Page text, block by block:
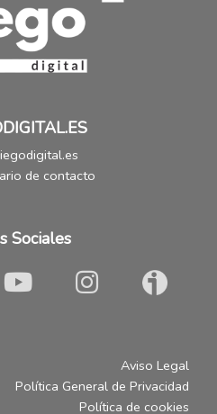
de contacto
Sociales
Aviso Legal
Política General de Privacidad
Política de cookies